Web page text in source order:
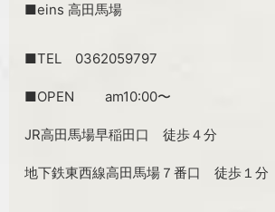
■eins 高田馬場
■TEL 0362059797
■OPEN am10:00〜
JR高田馬場早稲田口 徒歩４分
地下鉄東西線高田馬場７番口 徒歩１分